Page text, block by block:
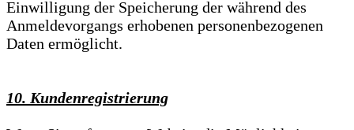
Einwilligung der Speicherung der während des
Anmeldevorgangs erhobenen personenbezogenen
Daten ermöglicht.
10. Kundenregistrierung